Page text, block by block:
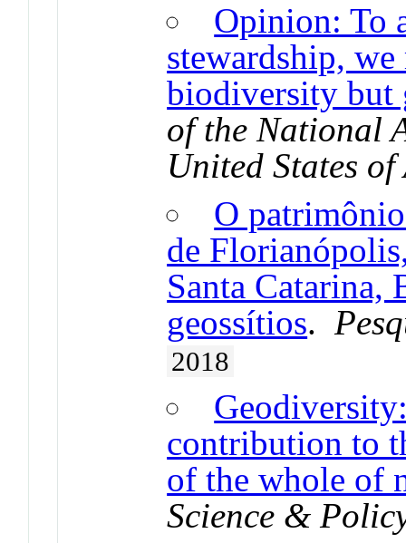
Opinion: To
stewardship,
biodiversity but
of the National
United States
O
de
Santa Catarina,
geossítios.
2018
contribution to
of the whole of
Science &